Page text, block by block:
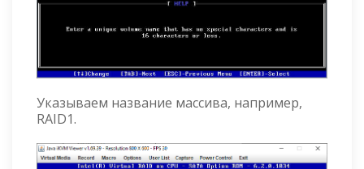
Указываем название массива, например,
RAID1.